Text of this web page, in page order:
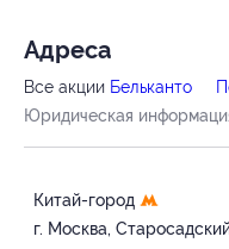
Адресa
Все акции Бельканто
Юридическая
Китай-город
г. Москва,